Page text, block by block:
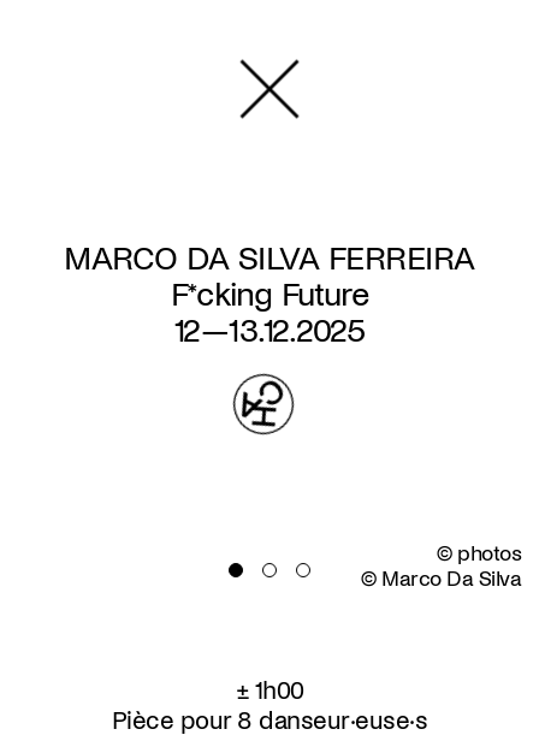
MARCO DA SILVA FERREIRA
F*cking Future
12—13.12.2025
© photos
© Marco Da Silva
± 1h00
Pièce pour 8 danseur·euse·s